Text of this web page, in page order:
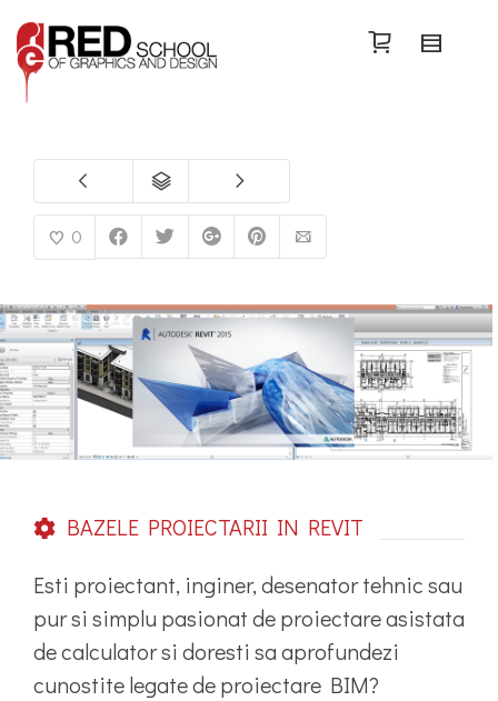
0
BAZELE PROIECTARII IN REVIT
Esti proiectant, inginer, desenator tehnic sau
pur si simplu pasionat de proiectare asistata
de calculator si doresti sa aprofundezi
cunostite legate de proiectare BIM?